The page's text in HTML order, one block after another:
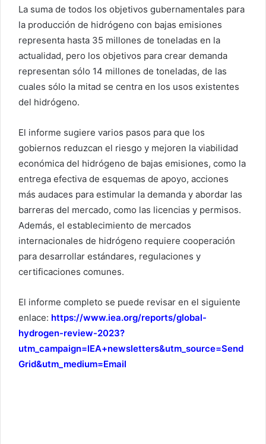
La suma de todos los objetivos gubernamentales para
la producción de hidrógeno con bajas emisiones
representa hasta 35 millones de toneladas en la
actualidad, pero los objetivos para crear demanda
representan sólo 14 millones de toneladas, de las
cuales sólo la mitad se centra en los usos existentes
del hidrógeno.
El informe sugiere varios pasos para que los
gobiernos reduzcan el riesgo y mejoren la viabilidad
económica del hidrógeno de bajas emisiones, como la
entrega efectiva de esquemas de apoyo, acciones
más audaces para estimular la demanda y abordar las
barreras del mercado, como las licencias y permisos.
Además, el establecimiento de mercados
internacionales de hidrógeno requiere cooperación
para desarrollar estándares, regulaciones y
certificaciones comunes.
El informe completo se puede revisar en el siguiente
enlace: https://www.iea.org/reports/global-
hydrogen-review-2023?
utm_campaign=IEA+newsletters&utm_source=Send
Grid&utm_medium=Email